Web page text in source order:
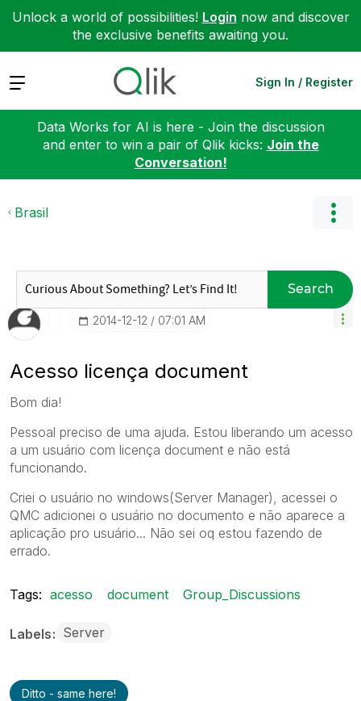
Unlock a world of possibilities! Login now and discover
the exclusive benefits awaiting you.
Expand Sign In / Register
Data Works for AI is here - Join the discussion
and enter to win a pair of Qlik kicks: Join the
Conversation!
Brasil
Search
‎2014-12-12 07:01 AM
Acesso licença document
Bom dia!
Pessoal preciso de uma ajuda. Estou liberando um acesso
a um usuário com licença document e não está
funcionando.
Criei o usuário no windows(Server Manager), acessei o
QMC adicionei o usuário no documento e não aparece a
aplicação pro usuário... Não sei oq estou fazendo de
errado.
Tags: acesso document Group_Discussions
Labels Server
Ditto - same here!